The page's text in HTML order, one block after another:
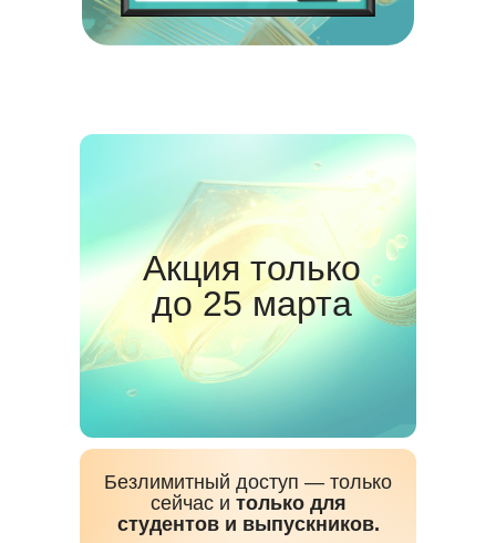
Безлимитный доступ — только
сейчас и только для
студентов и выпускников.
Акция только
до 25 марта